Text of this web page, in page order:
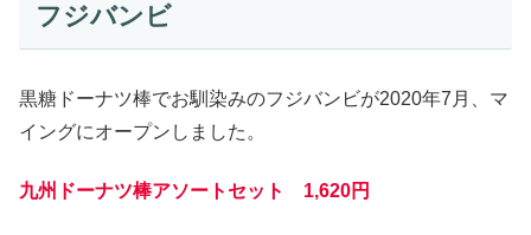
フジバンビ
黒糖ドーナツ棒でお馴染みのフジバンビが2020年7月、マ
イングにオープンしました。
九州ドーナツ棒アソートセット 1,620円